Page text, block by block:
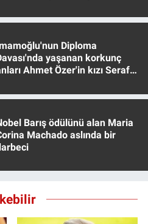
Diploma
yaşanan korkunç
Ahmet Özer'in kızı Seraf
Barış ödülünü alan Maria
Machado aslında bir